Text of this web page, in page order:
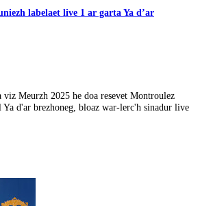
labelaet live 1 ar garta Ya d’ar
viz Meurzh 2025 he doa resevet Montroulez
d'ar brezhoneg, bloaz war-lerc'h sinadur live